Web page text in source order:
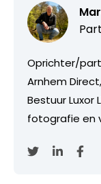
Oprichter/
Arnhem
Bestuur Luxor
fotografie en